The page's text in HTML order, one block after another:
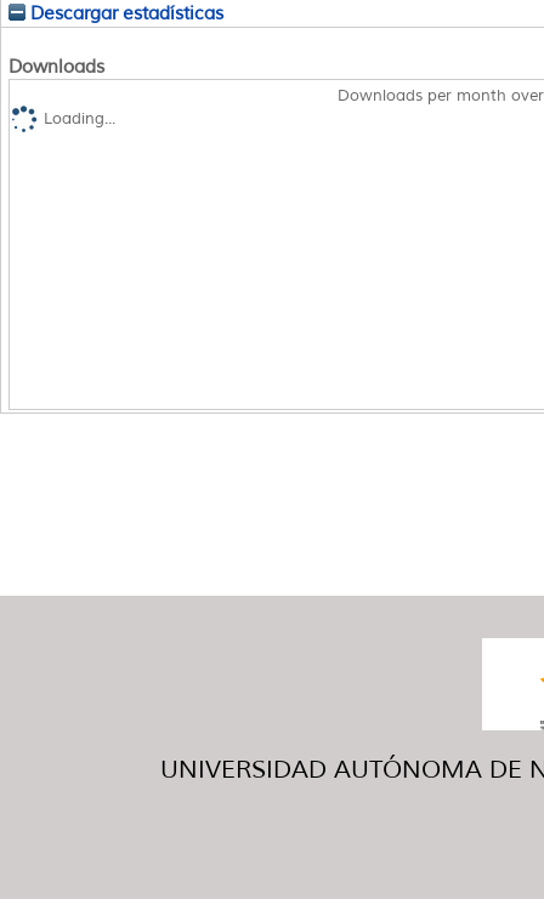
Descargar estadísticas
Downloads
Downloads per month
Loading...
UNIVERSIDAD AUTÓNOMA DE